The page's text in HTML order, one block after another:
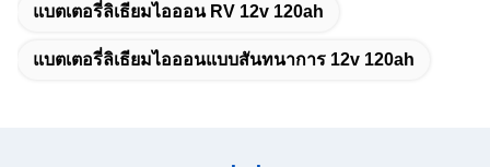
แบตเตอรี่ลิเธียมไอออน RV 12v 120ah
แบตเตอรี่ลิเธียมไอออนแบบสันทนาการ 12v 120ah